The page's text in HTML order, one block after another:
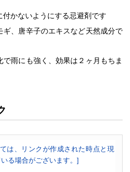
付かないようにする忌避剤です
ギ、唐辛子のエキスなど天然成分で
で雨にも強く、効果は２ヶ月もちま